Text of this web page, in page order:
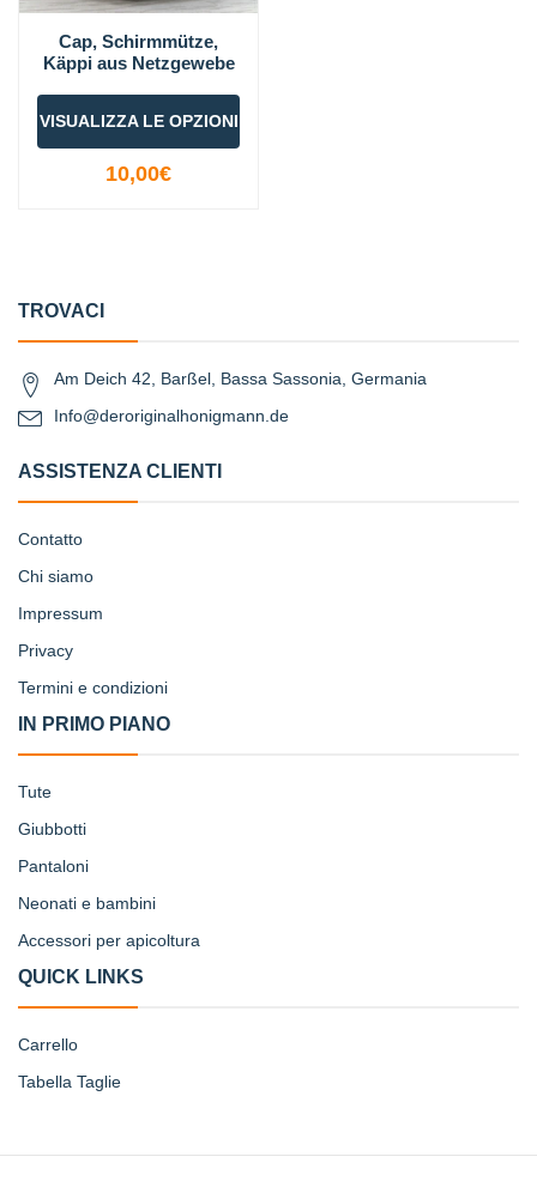
Cap, Schirmmütze,
Käppi aus Netzgewebe
VISUALIZZA LE OPZIONI
10,00€
TROVACI
Am Deich 42, Barßel, Bassa Sassonia, Germania
Info@deroriginalhonigmann.de
ASSISTENZA CLIENTI
Contatto
Chi siamo
Impressum
Privacy
Termini e condizioni
IN PRIMO PIANO
Tute
Giubbotti
Pantaloni
Neonati e bambini
Accessori per apicoltura
QUICK LINKS
Carrello
Tabella Taglie